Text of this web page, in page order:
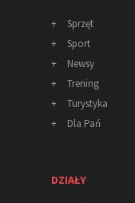
+
Sprzęt
+
Sport
+
Newsy
+
Trening
+
Turystyka
+
Dla Pań
DZIAŁY